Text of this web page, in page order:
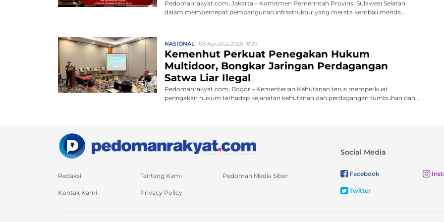
Pedomanrakyat.com, Jakarta – Komitmen Pemerintah Provinsi Sulawesi Selatan
dalam mempercepat pembangunan infrastruktur yang merata kembali menda...
NASIONAL 08 Agustus 2026 18:29
Kemenhut Perkuat Penegakan Hukum
Multidoor, Bongkar Jaringan Perdagangan
Satwa Liar Ilegal
Pedomanrakyat.com, Bogor – Kementerian Kehutanan terus memperkuat
penegakan hukum terhadap kejahatan kehutanan dan perdagangan tumbuhan dan
Redaksi Tentang Kami Pedoman Media Siber
Kontak Kami Privacy Policy
Social Media
Facebook
Twitter